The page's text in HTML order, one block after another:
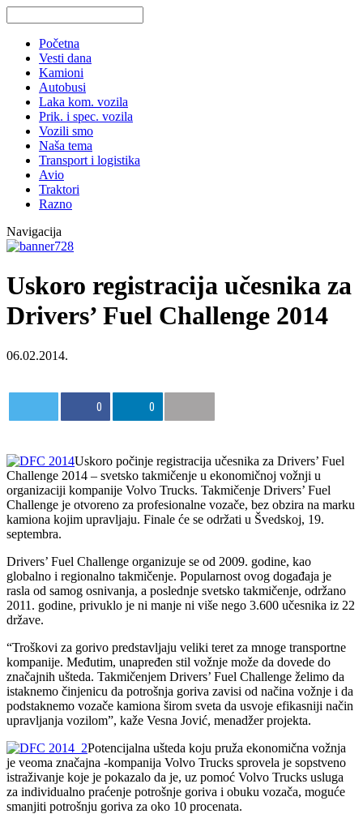
Početna
Vesti dana
Kamioni
Autobusi
Laka kom. vozila
Prik. i spec. vozila
Vozili smo
Naša tema
Transport i logistika
Avio
Traktori
Razno
Navigacija
Uskoro registracija učesnika za
Drivers’ Fuel Challenge 2014
06.02.2014.
0 0
Uskoro počinje registracija učesnika za Drivers’ Fuel
Challenge 2014 – svetsko takmičenje u ekonomičnoj vožnji u
organizaciji kompanije Volvo Trucks. Takmičenje Drivers’ Fuel
Challenge je otvoreno za profesionalne vozače, bez obzira na marku
kamiona kojim upravljaju. Finale će se održati u Švedskoj, 19.
septembra.
Drivers’ Fuel Challenge organizuje se od 2009. godine, kao
globalno i regionalno takmičenje. Popularnost ovog događaja je
rasla od samog osnivanja, a poslednje svetsko takmičenje, održano
2011. godine, privuklo je ni manje ni više nego 3.600 učesnika iz 22
države.
“Troškovi za gorivo predstavljaju veliki teret za mnoge transportne
kompanije. Međutim, unapređen stil vožnje može da dovede do
značajnih ušteda. Takmičenjem Drivers’ Fuel Challenge želimo da
istaknemo činjenicu da potrošnja goriva zavisi od načina vožnje i da
podstaknemo vozače kamiona širom sveta da usvoje efikasniji način
upravljanja vozilom”, kaže Vesna Jović, menadžer projekta.
Potencijalna ušteda koju pruža ekonomična vožnja
je veoma značajna -kompanija Volvo Trucks sprovela je sopstveno
istraživanje koje je pokazalo da je, uz pomoć Volvo Trucks usluga
za individualno praćenje potrošnje goriva i obuku vozača, moguće
smanjiti potrošnju goriva za oko 10 procenata.